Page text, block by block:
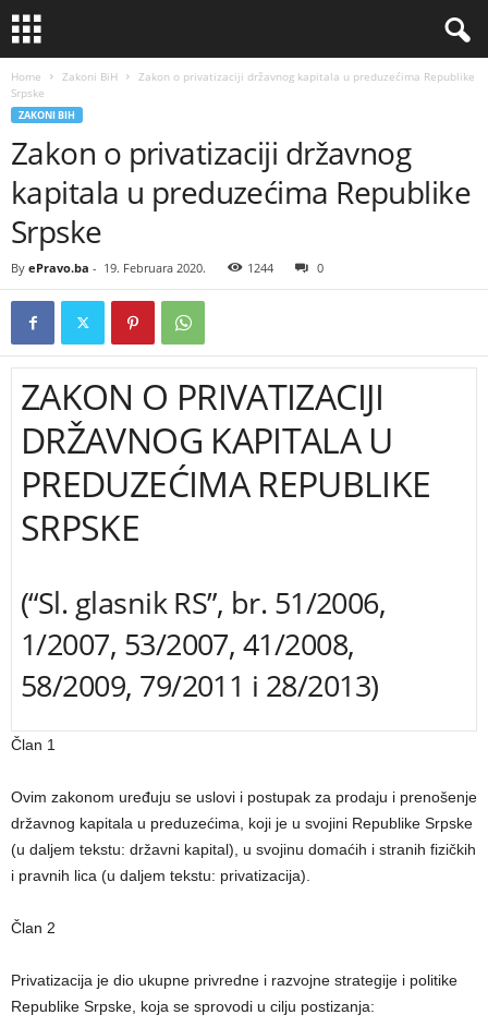
Home Zakoni BiH
Zakon o privatizaciji državnog kapitala u preduzećima Republike
Srpske
ZAKONI BIH
Zakon o privatizaciji državnog
kapitala u preduzećima Republike
Srpske
By ePravo.ba - 19. Februara 2020. 1244 0
ZAKON O PRIVATIZACIJI
DRŽAVNOG KAPITALA U
PREDUZEĆIMA REPUBLIKE
SRPSKE
(“Sl. glasnik RS”, br. 51/2006,
1/2007, 53/2007, 41/2008,
58/2009, 79/2011 i 28/2013)
Član 1
Ovim zakonom uređuju se uslovi i postupak za prodaju i prenošenje
državnog kapitala u preduzećima, koji je u svojini Republike Srpske
(u daljem tekstu: državni kapital), u svojinu domaćih i stranih fizičkih
i pravnih lica (u daljem tekstu: privatizacija).
Član 2
Privatizacija je dio ukupne privredne i razvojne strategije i politike
Republike Srpske, koja se sprovodi u cilju postizanja: